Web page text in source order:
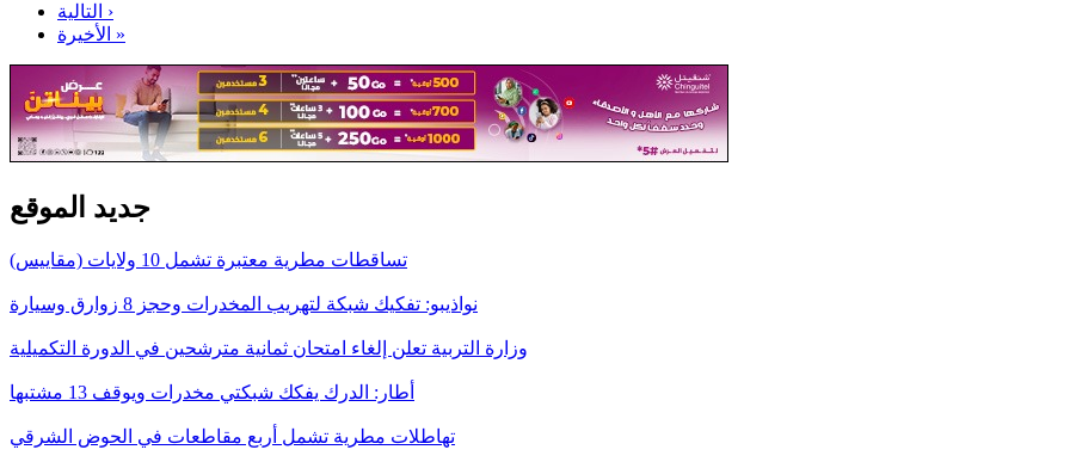
التالية ›
الأخيرة »
جديد الموقع
تساقطات مطرية معتبرة تشمل 10 ولايات (مقاييس)
نواذيبو: تفكيك شبكة لتهريب المخدرات وحجز 8 زوارق وسيارة
وزارة التربية تعلن إلغاء امتحان ثمانية مترشحين في الدورة التكميلية
أطار: الدرك يفكك شبكتي مخدرات ويوقف 13 مشتبها
تهاطلات مطرية تشمل أربع مقاطعات في الحوض الشرقي